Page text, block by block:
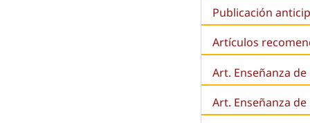
Publicación
Artículos
Art. Enseñanza
Art. Enseñanza